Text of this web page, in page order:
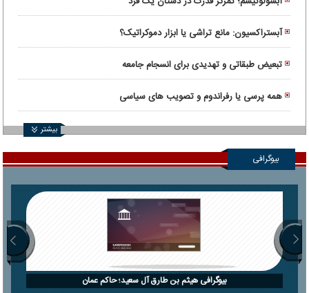
آبستراکسیون: مانع تراشی یا ابزار دموکراتیک؟
تبعیض طبقاتی و تهدیدی برای انسجام جامعه
همه پرسی یا رفراندوم و تصویب های سیاسی
بیشتر
بیوگرافی
بیوگرافی هیثم بن طارق آل سعید؛ حاکم عمان